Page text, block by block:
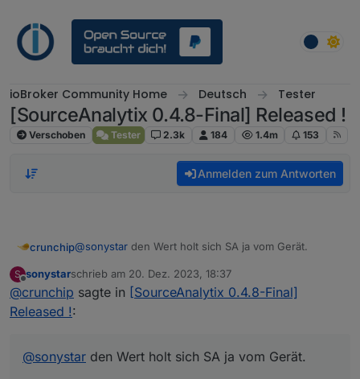
ioBroker Community Home Deutsch Tester
[SourceAnalytix 0.4.8-Final] Released !
Verschoben Tester 2.3k 184 1.4m 153
Anmelden zum Antworten
crunchip@sonystar den Wert holt sich SA ja vom Gerät.
Wie sehen die Startwerte zum Gerät aus?
S sonystarschrieb am 20. Dez. 2023, 18:37
zuletzt editiert von
@crunchip sagte in [SourceAnalytix 0.4.8-Final]
Released !:
@sonystar den Wert holt sich SA ja vom Gerät.